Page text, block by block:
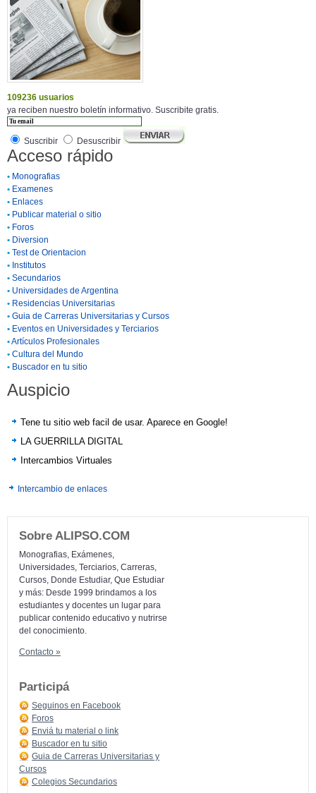
109236 usuarios
ya reciben nuestro boletín informativo. Suscribite gratis.
Suscribir Desuscribir
Acceso rápido
• Monografias
• Examenes
• Enlaces
• Publicar material o sitio
• Foros
• Diversion
• Test de Orientacion
• Institutos
• Secundarios
• Universidades de Argentina
• Residencias Universitarias
• Guia de Carreras Universitarias y Cursos
• Eventos en Universidades y Terciarios
•Artículos Profesionales
• Cultura del Mundo
• Buscador en tu sitio
Auspicio
Tene tu sitio web facil de usar. Aparece en Google!
LA GUERRILLA DIGITAL
Intercambios Virtuales
Intercambio de enlaces
Sobre ALIPSO.COM
Monografias, Exámenes,
Universidades, Terciarios, Carreras,
Cursos, Donde Estudiar, Que Estudiar
y más: Desde 1999 brindamos a los
estudiantes y docentes un lugar para
publicar contenido educativo y nutrirse
del conocimiento.
Contacto »
Participá
Seguinos en Facebook
Foros
Enviá tu material o link
Buscador en tu sitio
Guia de Carreras Universitarias y
Cursos
Colegios Secundarios